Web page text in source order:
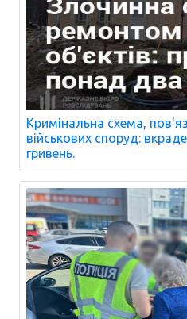
Кримінальна схема,
військових споруд:
гривень.